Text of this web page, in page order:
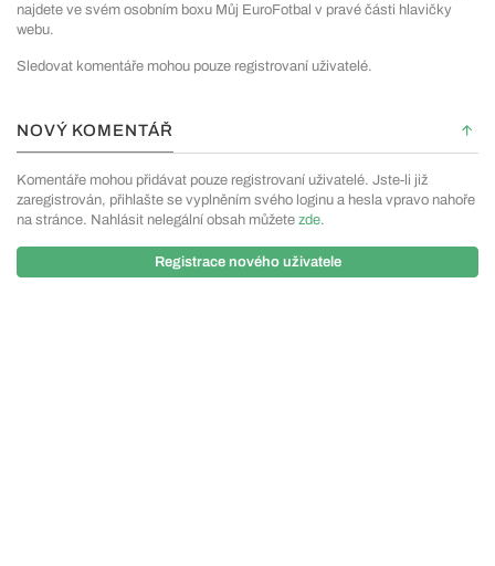
najdete ve svém osobním boxu Můj EuroFotbal v pravé části hlavičky
webu.
Sledovat komentáře mohou pouze registrovaní uživatelé.
NOVÝ KOMENTÁŘ
Komentáře mohou přidávat pouze registrovaní uživatelé. Jste-li již
zaregistrován, přihlašte se vyplněním svého loginu a hesla vpravo nahoře
na stránce. Nahlásit nelegální obsah můžete zde.
Registrace nového uživatele